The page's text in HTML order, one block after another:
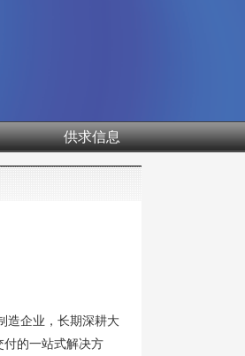
供求信息
企业，长期深耕大
的一站式解决方